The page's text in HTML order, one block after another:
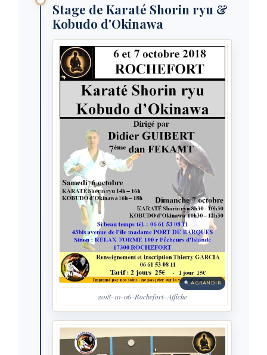
Stage de Karaté Shorin ryu &
Kobudo d'Okinawa
AGRANDIR
2018-10-06-Rochefort-Affiche